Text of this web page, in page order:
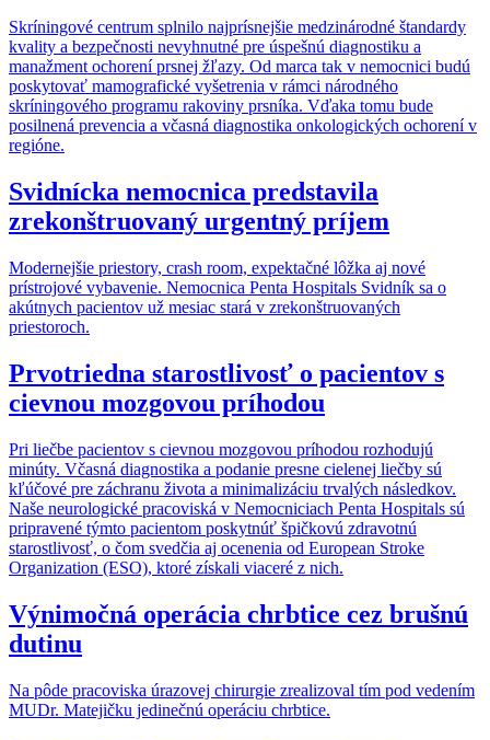
Skríningové centrum splnilo najprísnejšie medzinárodné štandardy
kvality a bezpečnosti nevyhnutné pre úspešnú diagnostiku a
manažment ochorení prsnej žľazy. Od marca tak v nemocnici budú
poskytovať mamografické vyšetrenia v rámci národného
skríningového programu rakoviny prsníka. Vďaka tomu bude
posilnená prevencia a včasná diagnostika onkologických ochorení v
regióne.
Svidnícka nemocnica predstavila
zrekonštruovaný urgentný príjem
Modernejšie priestory, crash room, expektačné lôžka aj nové
prístrojové vybavenie. Nemocnica Penta Hospitals Svidník sa o
akútnych pacientov už mesiac stará v zrekonštruovaných
priestoroch.
Prvotriedna starostlivosť o pacientov s
cievnou mozgovou príhodou
Pri liečbe pacientov s cievnou mozgovou príhodou rozhodujú
minúty. Včasná diagnostika a podanie presne cielenej liečby sú
kľúčové pre záchranu života a minimalizáciu trvalých následkov.
Naše neurologické pracoviská v Nemocniciach Penta Hospitals sú
pripravené týmto pacientom poskytnúť špičkovú zdravotnú
starostlivosť, o čom svedčia aj ocenenia od European Stroke
Organization (ESO), ktoré získali viaceré z nich.
Výnimočná operácia chrbtice cez brušnú
dutinu
Na pôde pracoviska úrazovej chirurgie zrealizoval tím pod vedením
MUDr. Matejičku jedinečnú operáciu chrbtice.